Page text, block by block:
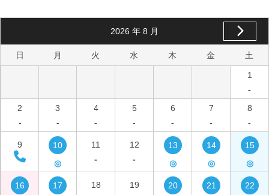
2026 年 8 月
日 月 火 水 木 金 土
1
-
2
-
3
-
4
-
5
-
6
-
7
-
8
-
9
10
◎
11
-
12
-
13
◎
14
◎
15
◎
16
17
18
19
20
21
22